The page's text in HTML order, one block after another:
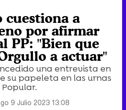
cuestiona a
por afirmar
PP: "Bien que
a actuar"
una entrevista en
su papeleta en las urnas
9 Julio 2023 13:08